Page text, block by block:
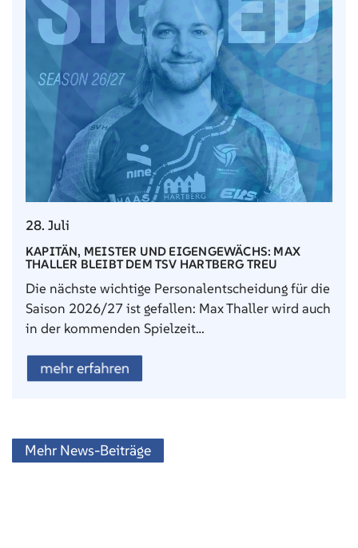
28. Juli
KAPITÄN, MEISTER UND EIGENGEWÄCHS: MAX
THALLER BLEIBT DEM TSV HARTBERG TREU
Die nächste wichtige Personalentscheidung für die
Saison 2026/27 ist gefallen: Max Thaller wird auch
in der kommenden Spielzeit…
mehr erfahren
Mehr News-Beiträge